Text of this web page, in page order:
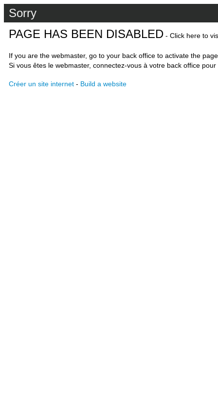
Sorry
PAGE HAS BEEN DISABLED - Click here to
If you are the webmaster, go to your back office to activate the
Si vous êtes le webmaster, connectez-vous à votre back office
Créer un site internet - Build a website